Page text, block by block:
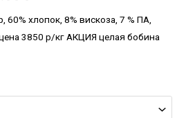
хлопок, 8% вискоза, 7 % ПА,
3850 р/кг АКЦИЯ целая бобина